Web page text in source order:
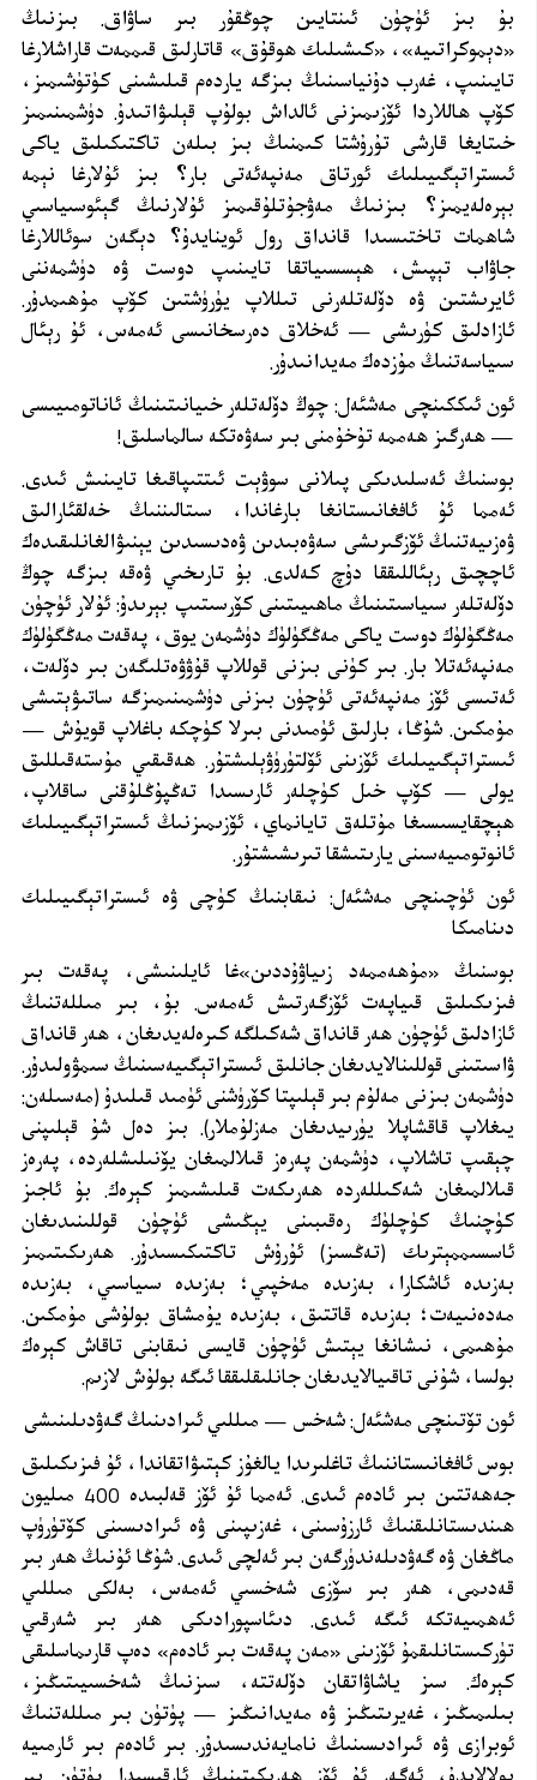
بۇ بىز ئۈچۈن ئىنتايىن چوڭقۇر بىر ساۋاق. بىزنىڭ
«دېموكراتىيە»، «كىشىلىك ھوقۇق» قاتارلىق قىممەت قاراشلارغا
تايىنىپ، غەرب دۇنياسىنىڭ بىزگە ياردەم قىلىشىنى كۈتۈشىمىز،
كۆپ ھاللاردا ئۆزىمىزنى ئالداش بولۇپ قېلىۋاتىدۇ. دۈشمىنىمىز
خىتايغا قارشى تۇرۇشتا كىمنىڭ بىز بىلەن تاكتىكىلىق ياكى
ئىستراتېگىيىلىك ئورتاق مەنپەئەتى بار؟ بىز ئۇلارغا نېمە
بېرەلەيمىز؟ بىزنىڭ مەۋجۇتلۇقىمىز ئۇلارنىڭ گېئوسىياسىي
شاھمات تاختىسىدا قانداق رول ئوينايدۇ؟ دېگەن سوئاللارغا
جاۋاب تېپىش، ھېسسىياتقا تايىنىپ دوست ۋە دۈشمەننى
ئايرىشتىن ۋە دۆلەتلەرنى تىللاپ يۈرۈشتىن كۆپ مۇھىمدۇر.
ئازادلىق كۈرىشى — ئەخلاق دەرسخانىسى ئەمەس، ئۇ رېئال
سىياسەتنىڭ مۇزدەك مەيدانىدۇر.
ئون ئىككىنچى مەشئەل: چوڭ دۆلەتلەر خىيانىتىنىڭ ئاناتومىيىسى
— ھەرگىز ھەممە تۇخۇمنى بىر سەۋەتكە سالماسلىق!
بوسنىڭ ئەسلىدىكى پىلانى سوۋېت ئىتتىپاقىغا تايىنىش ئىدى.
ئەمما ئۇ ئافغانىستانغا بارغاندا، سىتالىننىڭ خەلقئارالىق
ۋەزىيەتنىڭ ئۆزگىرىشى سەۋەبىدىن ۋەدىسىدىن يېنىۋالغانلىقىدەك
ئاچچىق رېئاللىققا دۇچ كەلدى. بۇ تارىخىي ۋەقە بىزگە چوڭ
دۆلەتلەر سىياسىتىنىڭ ماھىيىتىنى كۆرسىتىپ بېرىدۇ: ئۇلار ئۈچۈن
مەڭگۈلۈك دوست ياكى مەڭگۈلۈك دۈشمەن يوق، پەقەت مەڭگۈلۈك
مەنپەئەتلا بار. بىر كۈنى بىزنى قوللاپ قۇۋۋەتلىگەن بىر دۆلەت،
ئەتىسى ئۆز مەنپەئەتى ئۈچۈن بىزنى دۈشمىنىمىزگە ساتىۋېتىشى
مۇمكىن. شۇڭا، بارلىق ئۈمىدنى بىرلا كۈچكە باغلاپ قويۇش —
ئىستراتېگىيىلىك ئۆزىنى ئۆلتۈرۈۋېلىشتۇر. ھەقىقىي مۇستەقىللىق
يولى — كۆپ خىل كۈچلەر ئارىسىدا تەڭپۇڭلۇقنى ساقلاپ،
ھېچقايسىسىغا مۇتلەق تايانماي، ئۆزىمىزنىڭ ئىستراتېگىيىلىك
ئانوتومىيەسىنى يارىتىشقا تىرىشىشتۇر.
ئون ئۈچىنچى مەشئەل: نىقابنىڭ كۈچى ۋە ئىستراتېگىيىلىك
دىنامىكا
بوسنىڭ «مۇھەممەد زىياۋۇددىن»غا ئايلىنىشى، پەقەت بىر
فىزىكىلىق قىياپەت ئۆزگەرتىش ئەمەس. بۇ، بىر مىللەتنىڭ
ئازادلىق ئۈچۈن ھەر قانداق شەكىلگە كىرەلەيدىغان، ھەر قانداق
ۋاسىتىنى قوللىنالايدىغان جانلىق ئىستراتېگىيەسىنىڭ سىمۋولىدۇر.
دۈشمەن بىزنى مەلۇم بىر قېلىپتا كۆرۈشنى ئۈمىد قىلىدۇ (مەسىلەن:
يىغلاپ قاقشاپلا يۈرىيدىغان مەزلۇملار). بىز دەل شۇ قېلىپنى
چېقىپ تاشلاپ، دۈشمەن پەرەز قىلالمىغان يۆنىلىشلەردە، پەرەز
قىلالمىغان شەكىللەردە ھەرىكەت قىلىشىمىز كېرەك. بۇ ئاجىز
كۈچنىڭ كۈچلۈك رەقىبىنى يېڭىشى ئۈچۈن قوللىنىدىغان
ئاسسىممېترىك (تەڭسىز) ئۇرۇش تاكتىكىسىدۇر. ھەرىكىتىمىز
بەزىدە ئاشكارا، بەزىدە مەخپىي؛ بەزىدە سىياسىي، بەزىدە
مەدەنىيەت؛ بەزىدە قاتتىق، بەزىدە يۇمشاق بولۇشى مۇمكىن.
مۇھىمى، نىشانغا يېتىش ئۈچۈن قايسى نىقابنى تاقاش كېرەك
بولسا، شۇنى تاقىيالايدىغان جانلىقلىققا ئىگە بولۇش لازىم.
ئون تۆتىنچى مەشئەل: شەخس — مىللىي ئىرادىنىڭ گەۋدىلىنىشى
بوس ئافغانىستاننىڭ تاغلىرىدا يالغۇز كېتىۋاتقاندا، ئۇ فىزىكىلىق
جەھەتتىن بىر ئادەم ئىدى. ئەمما ئۇ ئۆز قەلبىدە 400 مىليون
ھىندىستانلىقنىڭ ئارزۇسىنى، غەزىپىنى ۋە ئىرادىسىنى كۆتۈرۈپ
ماڭغان ۋە گەۋدىلەندۈرگەن بىر ئەلچى ئىدى. شۇڭا ئۇنىڭ ھەر بىر
قەدىمى، ھەر بىر سۆزى شەخسىي ئەمەس، بەلكى مىللىي
ئەھمىيەتكە ئىگە ئىدى. دىئاسپورادىكى ھەر بىر شەرقىي
تۈركىستانلىقمۇ ئۆزىنى «مەن پەقەت بىر ئادەم» دەپ قارىماسلىقى
كېرەك. سىز ياشاۋاتقان دۆلەتتە، سىزنىڭ شەخسىيىتىڭىز،
بىلىمىڭىز، غەيرىتىڭىز ۋە مەيدانىڭىز — پۈتۈن بىر مىللەتنىڭ
ئوبرازى ۋە ئىرادىسىنىڭ نامايەندىسىدۇر. بىر ئادەم بىر ئارمىيە